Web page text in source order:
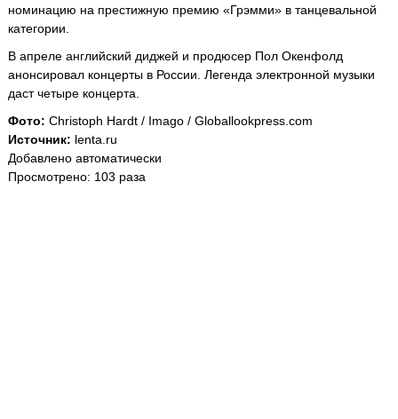
номинацию на престижную премию «Грэмми» в танцевальной
категории.
В апреле английский диджей и продюсер Пол Окенфолд
анонсировал концерты в России. Легенда электронной музыки
даст четыре концерта.
Фото: Christoph Hardt / Imago / Globallookpress.com
Источник: lenta.ru
Добавлено автоматически
Просмотрено: 103 раза